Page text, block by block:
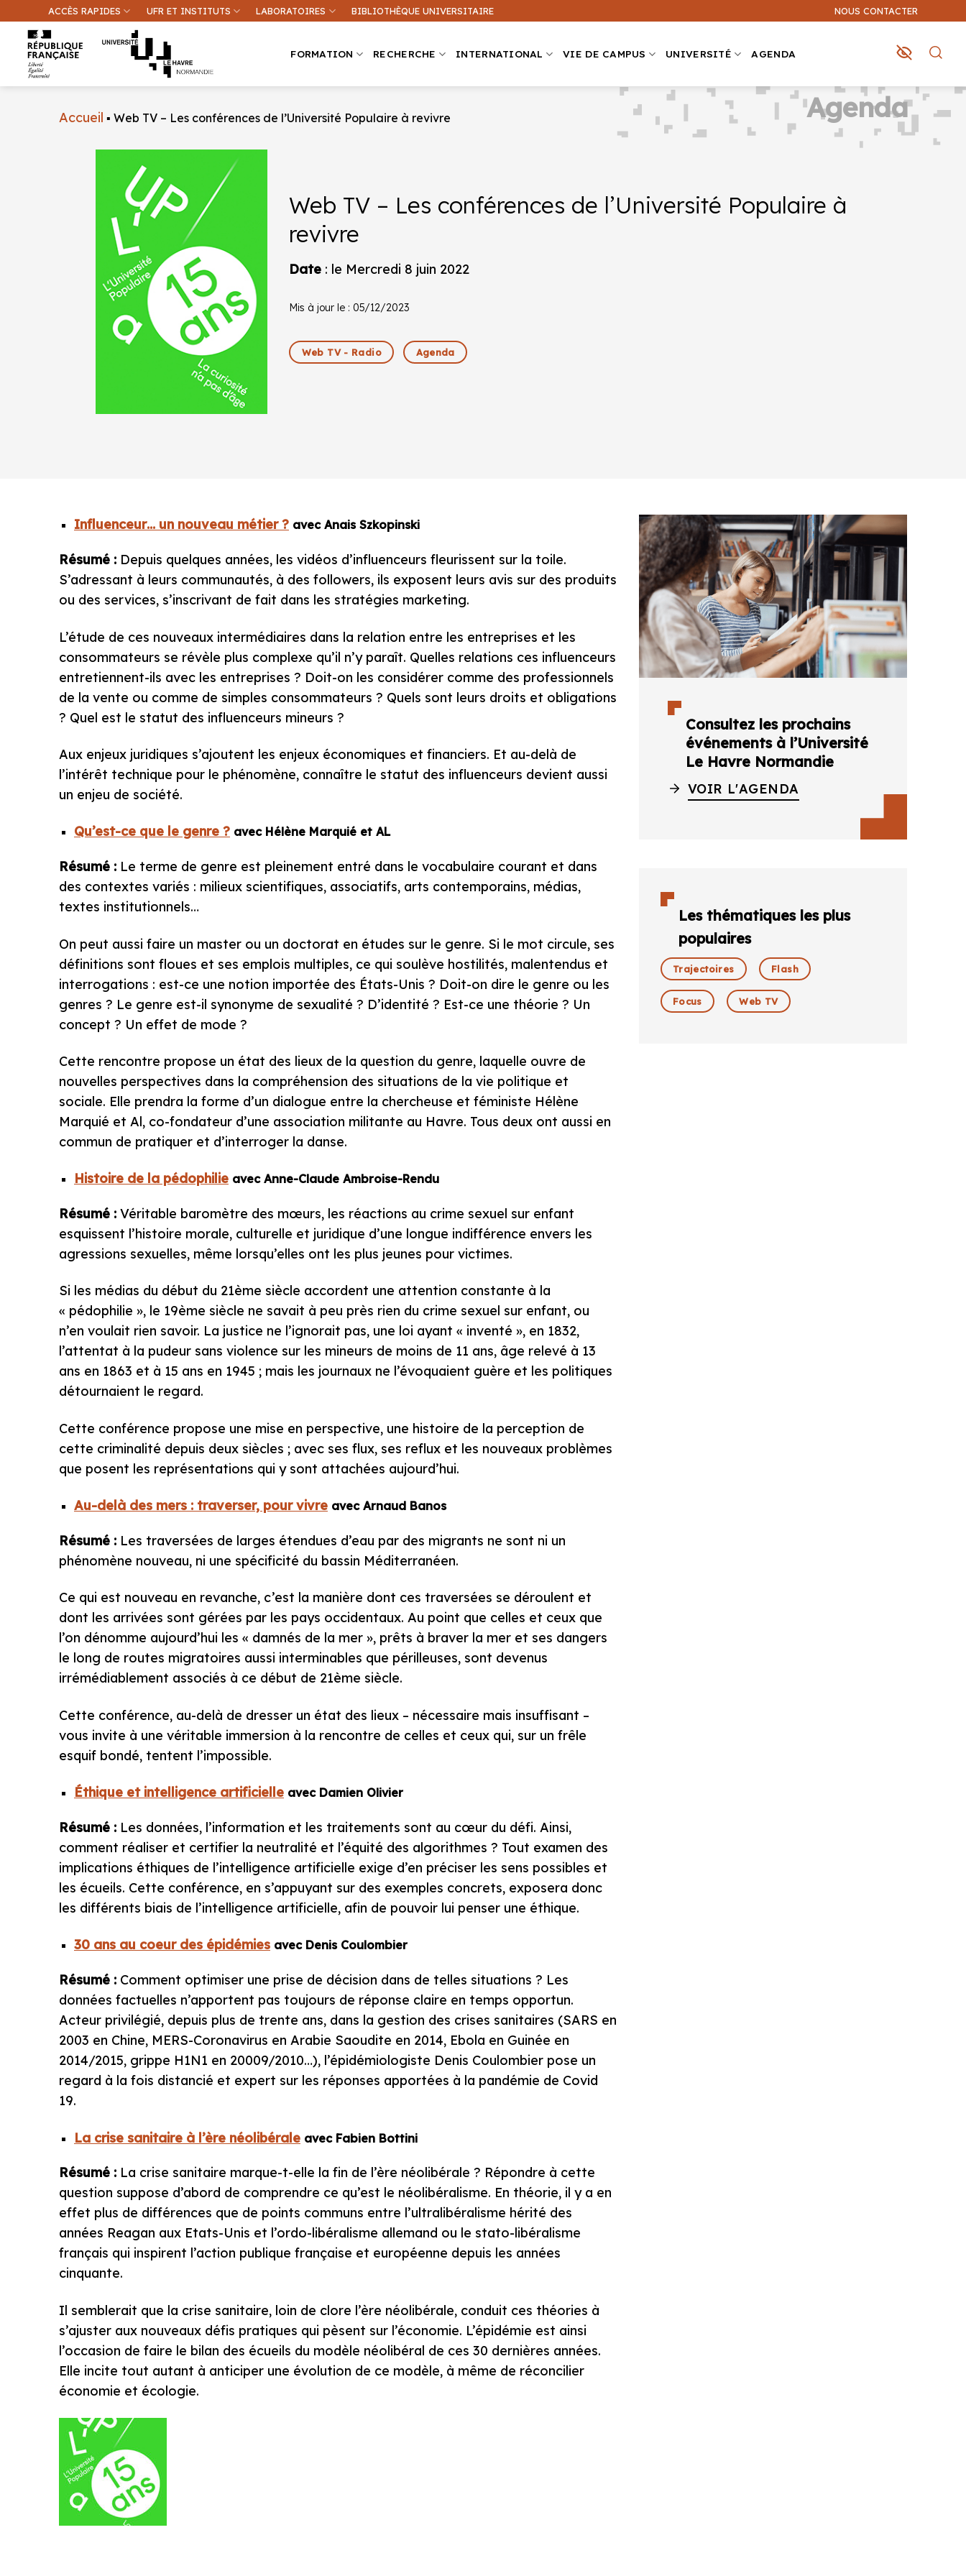
contenu
ACCÈS RAPIDES UFR ET INSTITUTS LABORATOIRES BIBLIOTHÈQUE UNIVERSITAIRE NOUS CONTACTER
FORMATION RECHERCHE INTERNATIONAL VIE DE CAMPUS UNIVERSITÉ AGENDA
Une information sur ce site Une formation
Accueil ▪Web TV – Les conférences de l’Université Populaire à revivre
Web TV – Les conférences de l’Université Populaire à
revivre
Date : le Mercredi 8 juin 2022
Mis à jour le : 05/12/2023
Web TV - Radio Agenda
Agenda
Influenceur… un nouveau métier ?avec Anais Szkopinski
Résumé : Depuis quelques années, les vidéos d’influenceurs fleurissent sur la toile.
S’adressant à leurs communautés, à des followers, ils exposent leurs avis sur des produits
ou des services, s’inscrivant de fait dans les stratégies marketing.
L’étude de ces nouveaux intermédiaires dans la relation entre les entreprises et les
consommateurs se révèle plus complexe qu’il n’y paraît. Quelles relations ces influenceurs
entretiennent-ils avec les entreprises ? Doit-on les considérer comme des professionnels
de la vente ou comme de simples consommateurs ? Quels sont leurs droits et obligations
? Quel est le statut des influenceurs mineurs ?
Aux enjeux juridiques s’ajoutent les enjeux économiques et financiers. Et au-delà de
l’intérêt technique pour le phénomène, connaître le statut des influenceurs devient aussi
un enjeu de société.
Qu’est-ce que le genre ?avec Hélène Marquié et AL
Résumé : Le terme de genre est pleinement entré dans le vocabulaire courant et dans
des contextes variés : milieux scientifiques, associatifs, arts contemporains, médias,
textes institutionnels…
On peut aussi faire un master ou un doctorat en études sur le genre. Si le mot circule, ses
définitions sont floues et ses emplois multiples, ce qui soulève hostilités, malentendus et
interrogations : est-ce une notion importée des États-Unis ? Doit-on dire le genre ou les
genres ? Le genre est-il synonyme de sexualité ? D’identité ? Est-ce une théorie ? Un
concept ? Un effet de mode ?
Cette rencontre propose un état des lieux de la question du genre, laquelle ouvre de
nouvelles perspectives dans la compréhension des situations de la vie politique et
sociale. Elle prendra la forme d’un dialogue entre la chercheuse et féministe Hélène
Marquié et Al, co-fondateur d’une association militante au Havre. Tous deux ont aussi en
commun de pratiquer et d’interroger la danse.
Histoire de la pédophilieavec Anne-Claude Ambroise-Rendu
Résumé :Véritable baromètre des mœurs, les réactions au crime sexuel sur enfant
esquissent l’histoire morale, culturelle et juridique d’une longue indifférence envers les
agressions sexuelles, même lorsqu’elles ont les plus jeunes pour victimes.
Si les médias du début du 21ème siècle accordent une attention constante à la
« pédophilie », le 19ème siècle ne savait à peu près rien du crime sexuel sur enfant, ou
n’en voulait rien savoir. La justice ne l’ignorait pas, une loi ayant « inventé », en 1832,
l’attentat à la pudeur sans violence sur les mineurs de moins de 11 ans, âge relevé à 13
ans en 1863 et à 15 ans en 1945 ; mais les journaux ne l’évoquaient guère et les politiques
détournaient le regard.
Cette conférence propose une mise en perspective, une histoire de la perception de
cette criminalité depuis deux siècles ; avec ses flux, ses reflux et les nouveaux problèmes
que posent les représentations qui y sont attachées aujourd’hui.
Au-delà des mers : traverser, pour vivreavec Arnaud Banos
Résumé : Les traversées de larges étendues d’eau par des migrants ne sont ni un
phénomène nouveau, ni une spécificité du bassin Méditerranéen.
Ce qui est nouveau en revanche, c’est la manière dont ces traversées se déroulent et
dont les arrivées sont gérées par les pays occidentaux. Au point que celles et ceux que
l’on dénomme aujourd’hui les « damnés de la mer », prêts à braver la mer et ses dangers
le long de routes migratoires aussi interminables que périlleuses, sont devenus
irrémédiablement associés à ce début de 21ème siècle.
Cette conférence, au-delà de dresser un état des lieux – nécessaire mais insuffisant –
vous invite à une véritable immersion à la rencontre de celles et ceux qui, sur un frêle
esquif bondé, tentent l’impossible.
Éthique et intelligence artificielleavec Damien Olivier
Résumé : Les données, l’information et les traitements sont au cœur du défi. Ainsi,
comment réaliser et certifier la neutralité et l’équité des algorithmes ? Tout examen des
implications éthiques de l’intelligence artificielle exige d’en préciser les sens possibles et
les écueils. Cette conférence, en s’appuyant sur des exemples concrets, exposera donc
les différents biais de l’intelligence artificielle, afin de pouvoir lui penser une éthique.
30 ans au coeur des épidémiesavec Denis Coulombier
Résumé : Comment optimiser une prise de décision dans de telles situations ? Les
données factuelles n’apportent pas toujours de réponse claire en temps opportun.
Acteur privilégié, depuis plus de trente ans, dans la gestion des crises sanitaires (SARS en
2003 en Chine, MERS-Coronavirus en Arabie Saoudite en 2014, Ebola en Guinée en
2014/2015, grippe H1N1 en 20009/2010…), l’épidémiologiste Denis Coulombier pose un
regard à la fois distancié et expert sur les réponses apportées à la pandémie de Covid
19.
La crise sanitaire à l’ère néolibéraleavec Fabien Bottini
Résumé : La crise sanitaire marque-t-elle la fin de l’ère néolibérale ? Répondre à cette
question suppose d’abord de comprendre ce qu’est le néolibéralisme. En théorie, il y a en
effet plus de différences que de points communs entre l’ultralibéralisme hérité des
années Reagan aux Etats-Unis et l’ordo-libéralisme allemand ou le stato-libéralisme
français qui inspirent l’action publique française et européenne depuis les années
cinquante.
Il semblerait que la crise sanitaire, loin de clore l’ère néolibérale, conduit ces théories à
s’ajuster aux nouveaux défis pratiques qui pèsent sur l’économie. L’épidémie est ainsi
l’occasion de faire le bilan des écueils du modèle néolibéral de ces 30 dernières années.
Elle incite tout autant à anticiper une évolution de ce modèle, à même de réconcilier
économie et écologie.
Consultez les prochains
événements à l’Université
Le Havre Normandie
VOIR L'AGENDA
Les thématiques les plus
populaires
Trajectoires Flash
Focus Web TV